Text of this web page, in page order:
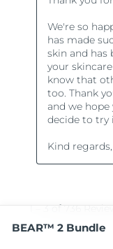
BEAR™ 2 Bundle